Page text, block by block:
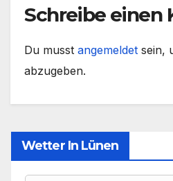
Schreibe einen
Du musst angemeldet sein,
abzugeben.
Wetter In Lünen